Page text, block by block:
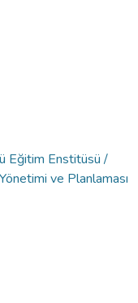
Eğitim Enstitüsü /
ve Planlaması